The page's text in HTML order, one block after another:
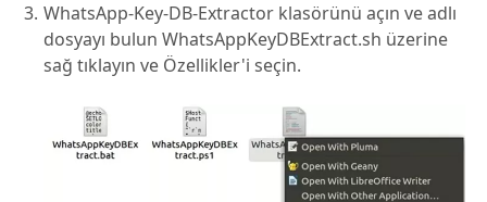
WhatsApp-Key-DB-Extractor klasörünü açın ve adlı
dosyayı bulun WhatsAppKeyDBExtract.sh üzerine
sağ tıklayın ve Özellikler'i seçin.